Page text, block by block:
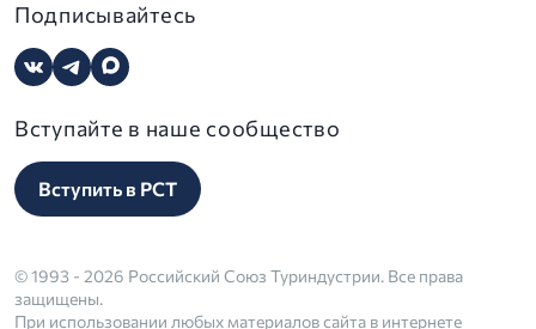
Подписывайтесь
Вступайте в наше сообщество
Вступить в РСТ
© 1993 - 2026 Российский Союз Туриндустрии. Все права
защищены.
При использовании любых материалов сайта в интернете